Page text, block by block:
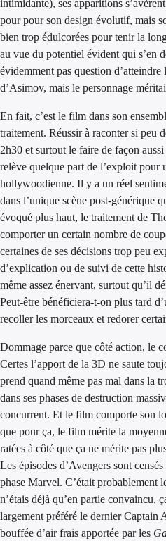
intimidante), ses apparitions
pour pour son design évolutif, mais
bien trop édulcorées pour tenir la
au vue du potentiel évident qui s’en
évidemment pas question
d’Asimov, mais le personnage
En fait, c’est le film dans son
traitement. Réussir à raconter si peu
2h30 et surtout le faire de façon
relève quelque part de l’exploit pour
hollywoodienne. Il y a un réel
dans l’unique scène post-générique
évoqué plus haut, le traitement de
comporter un certain nombre de
certaines de ses décisions trop peu
d’explication ou de suivi de cette
même assez énervant, surtout qu’il
Peut-être bénéficiera-t-on plus tard
recoller les morceaux et redorer
Dommage parce que côté action, le
Certes l’apport de la 3D ne saute
prend quand même pas mal dans la
dans ses phases de destruction
concurrent. Et le film comporte son
que pour ça, le film mérite la
ratées à côté que ça ne mérite pas
Les épisodes d’Avengers sont
phase Marvel. C’était probablement
n’étais déjà qu’en partie convaincu,
largement préféré le dernier Captain
bouffée d’air frais apportée par les